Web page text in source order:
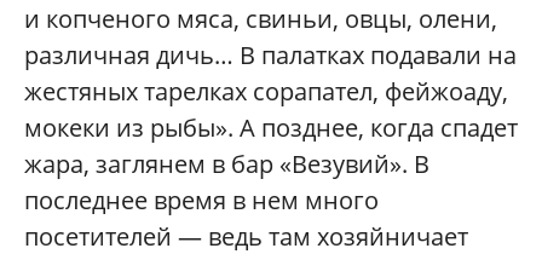
и копченого мяса, свиньи, овцы, олени,
различная дичь… В палатках подавали на
жестяных тарелках сорапател, фейжоаду,
мокеки из рыбы». А позднее, когда спадет
жара, заглянем в бар «Везувий». В
последнее время в нем много
посетителей — ведь там хозяйничает